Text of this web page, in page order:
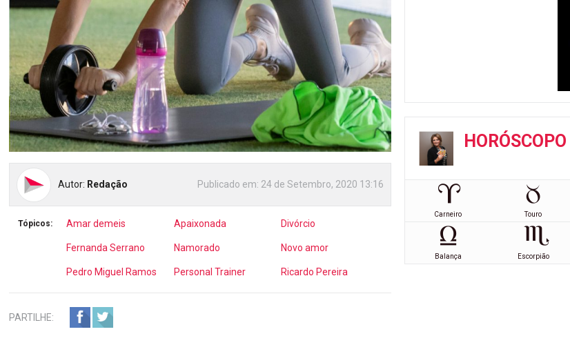
Autor: Redação Publicado em: 24 de Setembro, 2020 13:16
Tópicos: Amar demeis Apaixonada Divórcio
Fernanda Serrano Namorado Novo amor
Pedro Miguel Ramos Personal Trainer Ricardo Pereira
PARTILHE:
HORÓSCOPO
Carneiro Touro
Balança Escorpião